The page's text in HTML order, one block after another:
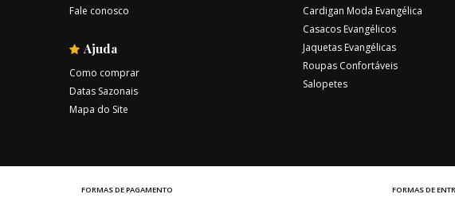
Fale conosco
Ajuda
Como comprar
Datas Sazonais
Mapa do Site
Cardigan Moda Evangélica
Casacos Evangélicos
Jaquetas Evangélicas
Roupas Confortáveis
Salopetes
FORMAS DE PAGAMENTO FORMAS DE